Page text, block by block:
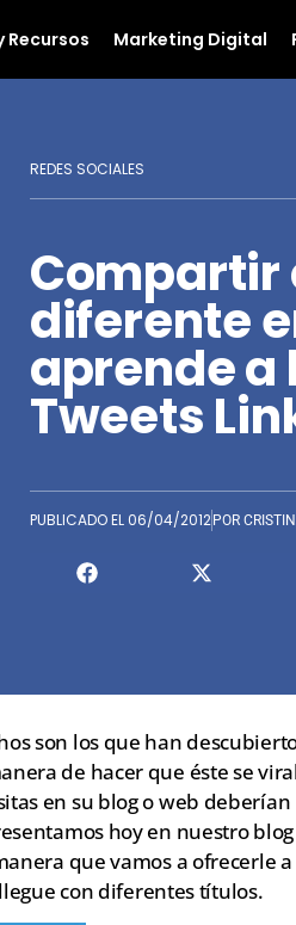
Recursos Marketing Digital
REDES SOCIALES
Compartir
diferente
aprende a
Tweets
PUBLICADO EL 06/04/2012 POR
son los que han
de hacer que éste se
en su blog o web deberían
hoy en nuestro blog
que vamos a ofrecerle a
con diferentes títulos.